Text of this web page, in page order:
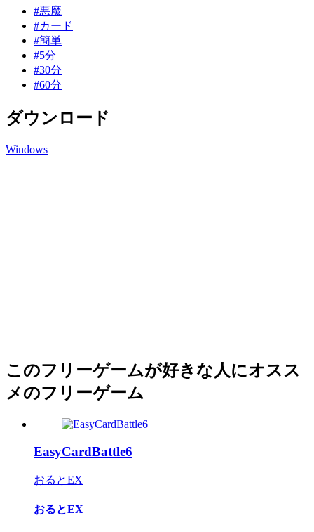
#悪魔
#カード
#簡単
#5分
#30分
#60分
ダウンロード
Windows
このフリーゲームが好きな人にオスス
メのフリーゲーム
EasyCardBattle6
おるとEX
おるとEX